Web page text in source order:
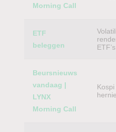
Morning Call
ETF
beleggen
ETF’s
Beursnieuws
vandaag |
LYNX
Morning Call